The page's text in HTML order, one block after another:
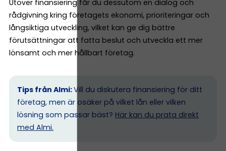
Utöver finansiering får du dessutom en dialog och
rådgivning kring företagets ekonomi, prioriteringar och
långsiktiga utveckling, vilket kan ge dig bättre
förutsättningar att fatta beslut och utveckla ett mer
lönsamt och mer hållbart företag.
Tips från Almi:Vill du diskutera finansiering för ditt
företag, men är osäker på vilket lån eller vilken
lösning som passar bäst? Här kan du prata direkt
med Almi.